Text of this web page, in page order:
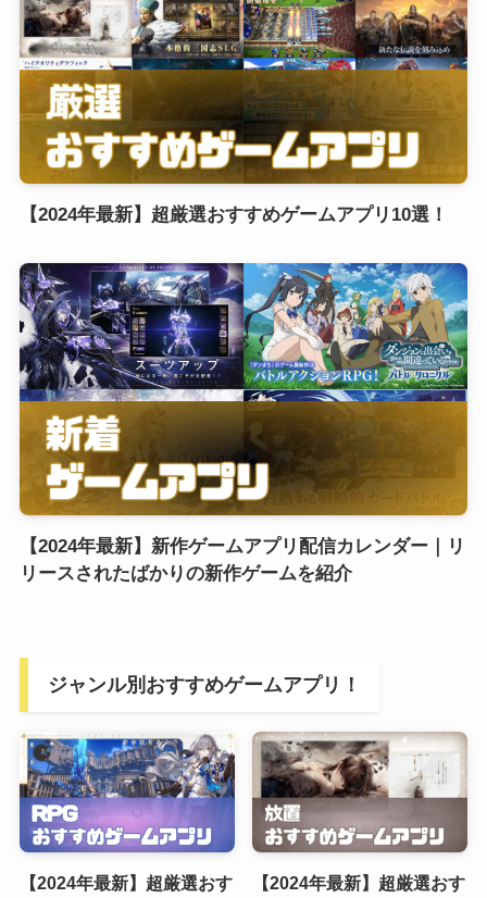
【2024年最新】超厳選おすすめゲームアプリ10選！
【2024年最新】新作ゲームアプリ配信カレンダー｜リ
リースされたばかりの新作ゲームを紹介
ジャンル別おすすめゲームアプリ！
【2024年最新】超厳選おす
【2024年最新】超厳選おす